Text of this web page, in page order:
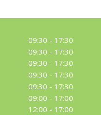
09:30 - 17:30
09:30 - 17:30
09:30 - 17:30
09:30 - 17:30
09:30 - 17:30
09:00 - 17:00
12:00 - 17:00